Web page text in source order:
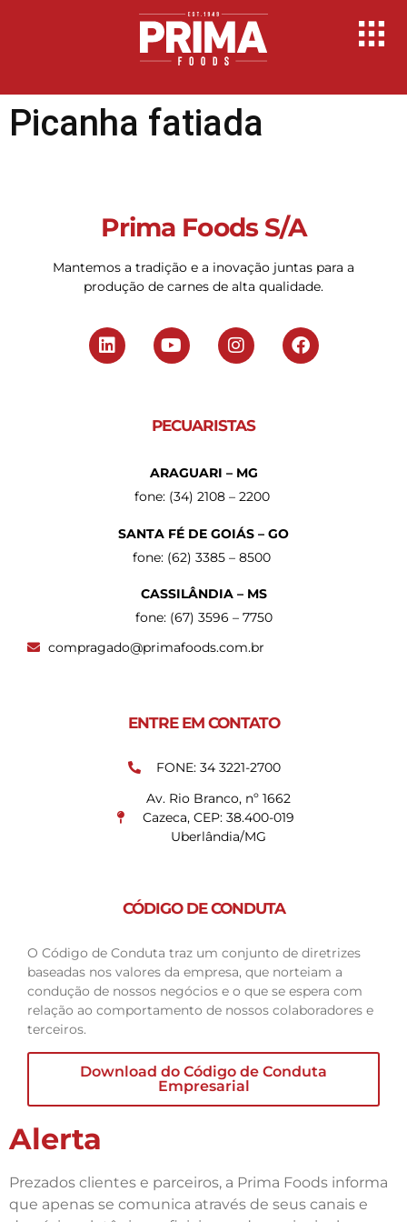
Picanha fatiada
Prima Foods S/A
Mantemos a tradição e a inovação juntas para a
produção de carnes de alta qualidade.
PECUARISTAS
ARAGUARI – MG
fone: (34) 2108 – 2200
SANTA FÉ DE GOIÁS – GO
fone: (62) 3385 – 8500
CASSILÂNDIA – MS
fone: (67) 3596 – 7750
compragado@primafoods.com.br
ENTRE EM CONTATO
FONE: 34 3221-2700
Av. Rio Branco, nº 1662
Cazeca, CEP: 38.400-019
Uberlândia/MG
CÓDIGO DE CONDUTA
O Código de Conduta traz um conjunto de diretrizes
baseadas nos valores da empresa, que norteiam a
condução de nossos negócios e o que se espera com
relação ao comportamento de nossos colaboradores e
terceiros.
Download do Código de Conduta
Empresarial
Alerta
Prezados clientes e parceiros, a Prima Foods informa
que apenas se comunica através de seus canais e